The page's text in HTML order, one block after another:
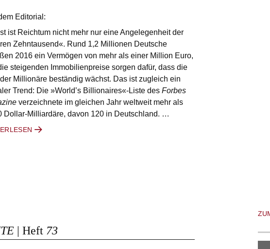
Editorial:
ist Reichtum nicht mehr nur eine Angelegenheit der
Zehntausend«. Rund 1,2 Millionen Deutsche
2016 ein Vermögen von mehr als einer Million Euro,
steigenden Immobilienpreise sorgen dafür, dass die
Millionäre beständig wächst. Das ist zugleich ein
Trend: Die »World’s Billionaires«-Liste des Forbes
verzeichnete im gleichen Jahr weltweit mehr als
Dollar-Milliardäre, davon 120 in Deutschland. …
| Heft 73